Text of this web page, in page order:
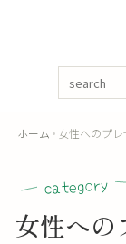
ホーム 女性へのプレ
category
女性への